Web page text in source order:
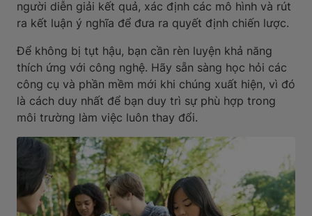
người diễn giải kết quả, xác định các mô hình và rút
ra kết luận ý nghĩa để đưa ra quyết định chiến lược.
Để không bị tụt hậu, bạn cần rèn luyện khả năng
thích ứng với công nghệ. Hãy sẵn sàng học hỏi các
công cụ và phần mềm mới khi chúng xuất hiện, vì đó
là cách duy nhất để bạn duy trì sự phù hợp trong
môi trường làm việc luôn thay đổi.